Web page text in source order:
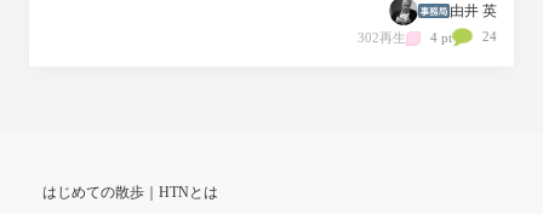
由井 英
302再生 4 pt 24
はじめての散歩｜HTNとは